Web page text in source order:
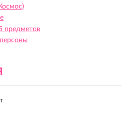
предметов